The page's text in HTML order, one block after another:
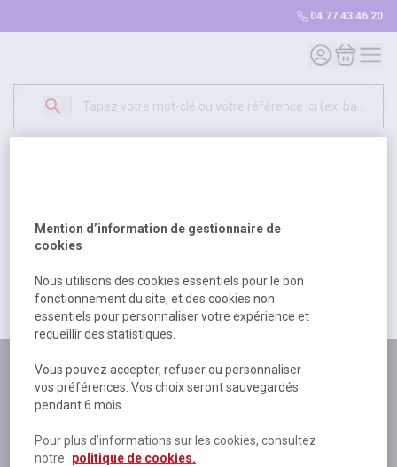
04 77 43 46 20
Mon compte
Mon
500
excuser pour la gêne occasionée.
Retour Retour à l'accueil
Plus de 180 personnes
à votre écoute
Plus de 80 000 références
disponibles
Expédition le jour même
Mention d’information de gestionnaire de
cookies
Nous utilisons des cookies essentiels pour le bon
fonctionnement du site, et des cookies non
essentiels pour personnaliser votre expérience et
recueillir des statistiques.
Vous pouvez accepter, refuser ou personnaliser
vos préférences. Vos choix seront sauvegardés
pendant 6 mois.
Pour plus d’informations sur les cookies, consultez
notre
politique de cookies.